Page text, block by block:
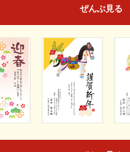
ぜんぶ見る